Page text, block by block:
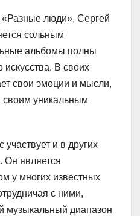
«Разные люди», Сергей
сольным
альбомы полны
В своих
свои эмоции и мысли,
своим уникальным
участвует и в других
Он является
у многих известных
с ними,
музыкальный диапазон